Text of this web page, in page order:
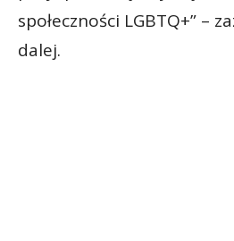
społeczności LGBTQ+” –
dalej.